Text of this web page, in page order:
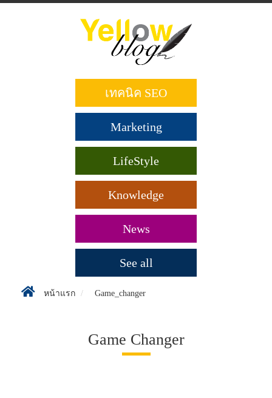
เทคนิค SEO
Marketing
LifeStyle
Knowledge
News
See all
หน้าแรก Game_changer
Game Changer